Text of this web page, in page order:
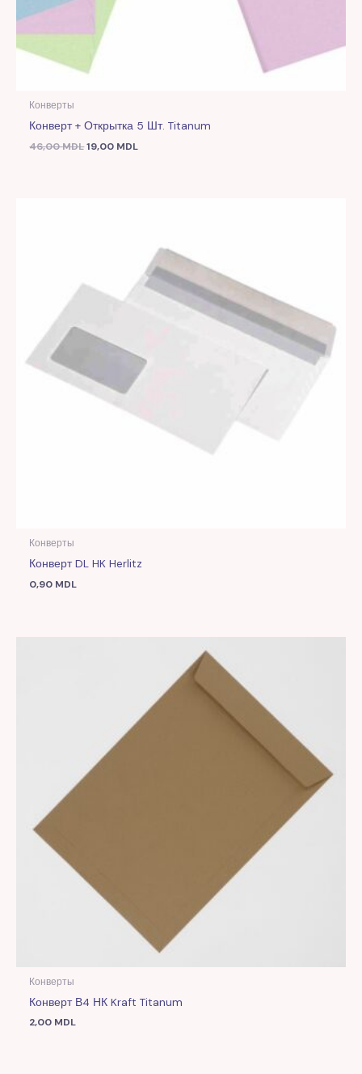
Конверты
Конверт + Открытка 5 Шт. Titanum
46,00MDL19,00 MDL
Конверты
Конверт DL HK Herlitz
0,90 MDL
Конверты
Конверт В4 НК Kraft Titanum
2,00 MDL